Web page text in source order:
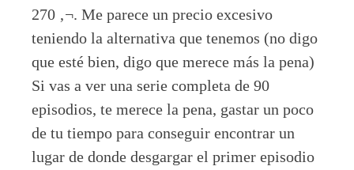
270 ‚¬. Me parece un precio excesivo
teniendo la alternativa que tenemos (no digo
que esté bien, digo que merece más la pena)
Si vas a ver una serie completa de 90
episodios, te merece la pena, gastar un poco
de tu tiempo para conseguir encontrar un
lugar de donde desgargar el primer episodio